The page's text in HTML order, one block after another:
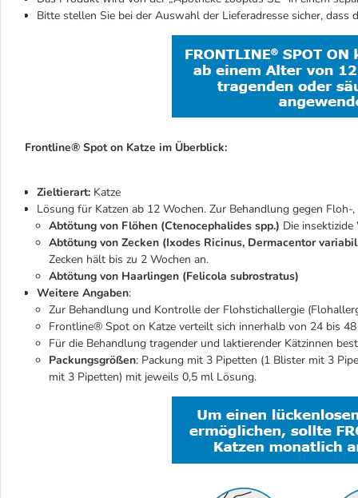
Bitte stellen Sie bei der Auswahl der Lieferadresse sicher,
Frontline® Spot on Katze im Überblick:
Zieltierart: Katze
Lösung für Katzen ab 12 Wochen. Zur Behandlung gegen
Abtötung von Flöhen (Ctenocephalides spp.) Die
Abtötung von Zecken (Ixodes Ricinus, Dermacentor
Zecken hält bis zu 2 Wochen an.
Abtötung von Haarlingen (Felicola subrostratus)
Weitere Angaben:
Zur Behandlung und Kontrolle der Flohstichallergie
Frontline® Spot on Katze verteilt sich innerhalb von 24 bis
Für die Behandlung tragender und laktierender Kätzinnen
Packungsgrößen: Packung mit 3 Pipetten (1 Blister mit 3
mit 3 Pipetten) mit jeweils 0,5 ml Lösung.